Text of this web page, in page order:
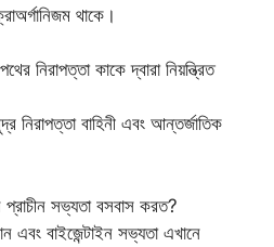
থাকে।
নিরাপত্তা কাকে দ্বারা নিয়ন্ত্রিত
নিরাপত্তা বাহিনী এবং আন্তর্জাতিক
সভ্যতা বসবাস করত?
এবং বাইজেন্টাইন সভ্যতা এখানে